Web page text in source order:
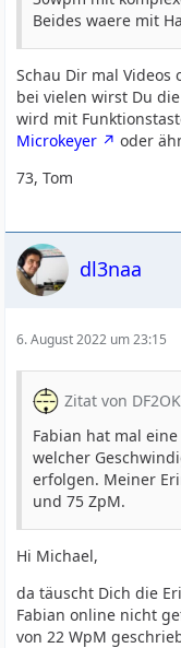
Beides waere mit
Schau Dir mal Videos
bei vielen wirst Du
wird mit
Microkeyer
oder
73, Tom
dl3naa
6. August 2022 um 23:15
Zitat von DF2OK
Fabian hat mal
welcher
erfolgen. Meiner
und 75 ZpM.
Hi Michael,
da täuscht Dich die
Fabian online nicht
von 22 WpM